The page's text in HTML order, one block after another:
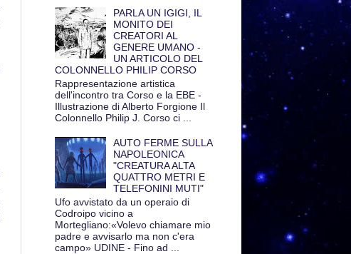
PARLA UN IGIGI, IL
MONITO DEI
CREATORI AL
GENERE UMANO -
UN ARTICOLO DEL
COLONNELLO PHILIP CORSO
Rappresentazione artistica
dell'incontro tra Corso e la EBE -
Illustrazione di Alberto Forgione Il
Colonnello Philip J. Corso ci ...
AUTO FERME SULLA
NAPOLEONICA
"CREATURA ALTA
QUATTRO METRI E
TELEFONINI MUTI"
Ufo avvistato da un operaio di
Codroipo vicino a
Mortegliano:«Volevo chiamare mio
padre e avvisarlo ma non c'era
campo» UDINE - Fino ad ...